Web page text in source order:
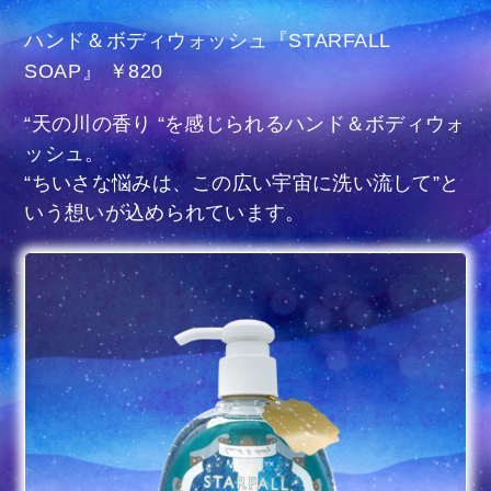
ハンド＆ボディウォッシュ『STARFALL
SOAP』 ￥820
“天の川の香り “を感じられるハンド＆ボディウォ
ッシュ。
“ちいさな悩みは、この広い宇宙に洗い流して”と
いう想いが込められています。